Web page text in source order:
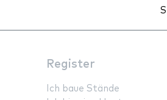
Register
Ich baue Stände